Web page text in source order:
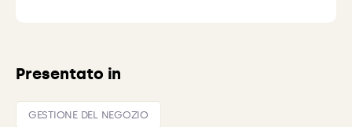
Presentato in
GESTIONE DEL NEGOZIO